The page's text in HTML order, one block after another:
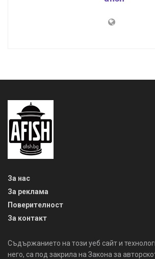
За нас
За реклама
Поверителност
За контакт
Съдържанието на този уеб сайт и
него, са под закрила на Закона за